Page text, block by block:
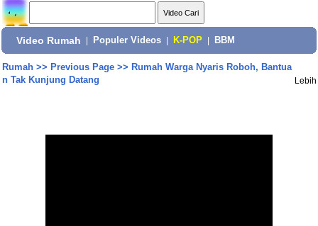
Video Rumah Populer Videos K-POP BBM
Rumah>> Previous Page>> Rumah Warga Nyaris Roboh, Bantua
n Tak Kunjung Datang
Lebih